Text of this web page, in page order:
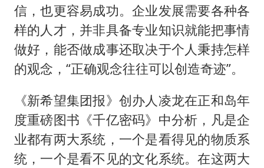
国内发现多起“Sorry”勒索病毒攻击
高铁双人座被免票儿童挤成3人座
公安部通报：抓获犯罪嫌疑人8200余名
“老戏骨”秦焰去世
真理之光，何以能照亮复兴之路？
信，也更容易成功。企业发展需要各种各
样的人才，并非具备专业知识就能把事情
做好，能否做成事还取决于个人秉持怎样
的观念，“正确观念往往可以创造奇迹”。
《新希望集团报》创办人凌龙在正和岛年
度重磅图书《千亿密码》中分析，凡是企
业都有两大系统，一个是看得见的物质系
统，一个是看不见的文化系统。在这两大